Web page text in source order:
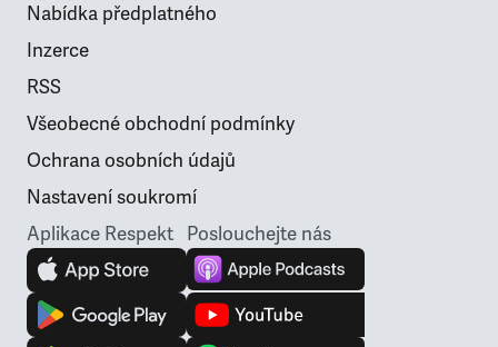
Nabídka předplatného
Inzerce
RSS
Všeobecné obchodní podmínky
Ochrana osobních údajů
Nastavení soukromí
Aplikace Respekt
Poslouchejte nás